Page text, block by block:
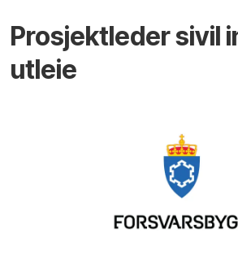
Prosjektleder sivil
utleie